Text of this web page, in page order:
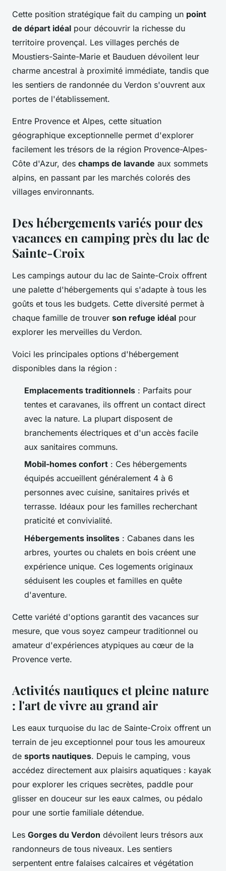
Cette position stratégique fait du camping un point
de départ idéal pour découvrir la richesse du
territoire provençal. Les villages perchés de
Moustiers-Sainte-Marie et Bauduen dévoilent leur
charme ancestral à proximité immédiate, tandis que
les sentiers de randonnée du Verdon s'ouvrent aux
portes de l'établissement.
Entre Provence et Alpes, cette situation
géographique exceptionnelle permet d'explorer
facilement les trésors de la région Provence-Alpes-
Côte d'Azur, des champs de lavande aux sommets
alpins, en passant par les marchés colorés des
villages environnants.
Des hébergements variés pour des
vacances en camping près du lac de
Sainte-Croix
Les campings autour du lac de Sainte-Croix offrent
une palette d'hébergements qui s'adapte à tous les
goûts et tous les budgets. Cette diversité permet à
chaque famille de trouver son refuge idéal pour
explorer les merveilles du Verdon.
Voici les principales options d'hébergement
disponibles dans la région :
Emplacements traditionnels : Parfaits pour
tentes et caravanes, ils offrent un contact direct
avec la nature. La plupart disposent de
branchements électriques et d'un accès facile
aux sanitaires communs.
Mobil-homes confort : Ces hébergements
équipés accueillent généralement 4 à 6
personnes avec cuisine, sanitaires privés et
terrasse. Idéaux pour les familles recherchant
praticité et convivialité.
Hébergements insolites : Cabanes dans les
arbres, yourtes ou chalets en bois créent une
expérience unique. Ces logements originaux
séduisent les couples et familles en quête
d'aventure.
Cette variété d'options garantit des vacances sur
mesure, que vous soyez campeur traditionnel ou
amateur d'expériences atypiques au cœur de la
Provence verte.
Activités nautiques et pleine nature
: l'art de vivre au grand air
Les eaux turquoise du lac de Sainte-Croix offrent un
terrain de jeu exceptionnel pour tous les amoureux
de sports nautiques. Depuis le camping, vous
accédez directement aux plaisirs aquatiques : kayak
pour explorer les criques secrètes, paddle pour
glisser en douceur sur les eaux calmes, ou pédalo
pour une sortie familiale détendue.
Les Gorges du Verdon dévoilent leurs trésors aux
randonneurs de tous niveaux. Les sentiers
serpentent entre falaises calcaires et végétation